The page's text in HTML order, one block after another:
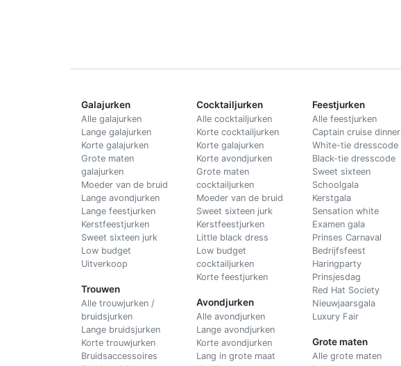
Galajurken
Alle galajurken
Lange galajurken
Korte galajurken
Grote maten
galajurken
Moeder van de bruid
Lange avondjurken
Lange feestjurken
Kerstfeestjurken
Sweet sixteen jurk
Low budget
Uitverkoop
Trouwen
Alle trouwjurken /
bruidsjurken
Lange bruidsjurken
Korte trouwjurken
Bruidsaccessoires
Cocktailjurken
Alle cocktailjurken
Korte cocktailjurken
Korte galajurken
Korte avondjurken
Grote maten
cocktailjurken
Moeder van de bruid
Sweet sixteen jurk
Kerstfeestjurken
Little black dress
Low budget
cocktailjurken
Korte feestjurken
Avondjurken
Alle avondjurken
Lange avondjurken
Korte avondjurken
Lang in grote maat
Feestjurken
Alle feestjurken
Captain cruise dinner
White-tie dresscode
Black-tie dresscode
Sweet sixteen
Schoolgala
Kerstgala
Sensation white
Examen gala
Prinses Carnaval
Bedrijfsfeest
Haringparty
Prinsjesdag
Red Hat Society
Nieuwjaarsgala
Luxury Fair
Grote maten
Alle grote maten